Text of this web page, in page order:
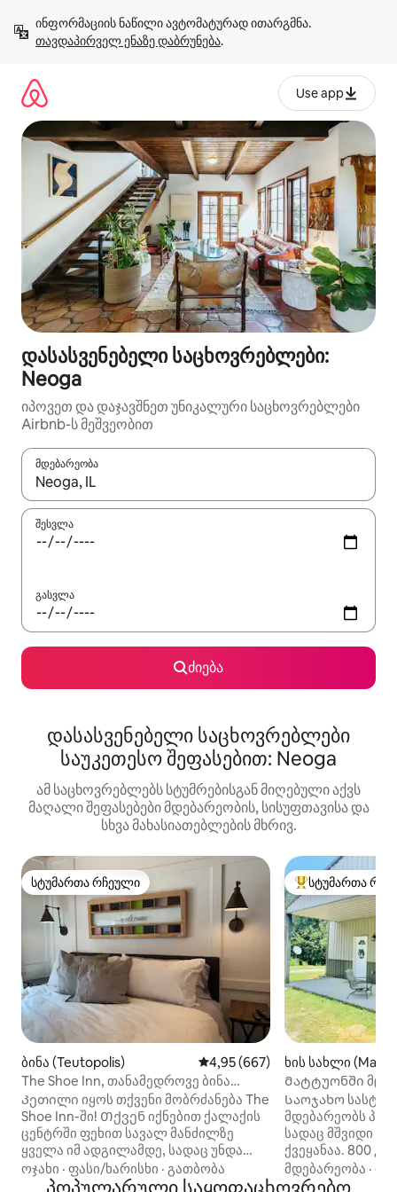
გადასვლა
თავდაპირველ ენაზე დაბრუნება.
Use app
დასასვენებელი საცხოვრებლები:
Neoga
იპოვეთ და დაჯავშნეთ უნიკალური საცხოვრებლები
Airbnb-ს მეშვეობით
მდებარეობა
როცა შედეგები ხელმისაწვდომი გახდება, ნავიგაციისთვის
შესვლა
გასვლა
ძიება
დასასვენებელი საცხოვრებლები
საუკეთესო შეფასებით: Neoga
ამ საცხოვრებლებს სტუმრებისგან მიღებული აქვს
მაღალი შეფასებები მდებარეობის, სისუფთავისა და
სხვა მახასიათებლების მხრივ.
სტუმართა რჩეული
სტუმართა რჩეული
ბინა (Teutopolis) საშუალო შეფასებაა 5‑დან
4,95 (667)
The Shoe Inn, თანამედროვე ბინა
ტეიტოპოლისის ცენტრში
Კეთილი იყოს თქვენი მობრძანება The
Shoe Inn-ში! Თქვენ იქნებით ქალაქის
ცენტრში ფეხით სავალ მანძილზე
ყველა იმ ადგილამდე, სადაც უნდა
იყოთ: საბანკეტო დარბაზები, ხუთი
ბარი, რესტორანი, ვესელის
ოჯახი · ფასი/ხარისხი · გათბობა
სტუმართა
სტუმართა
ხის სახლი
Მატტუონში
Საოჯახო
მდებარეობს
სადაც მშვიდი
ქვეყანაა. 800
საცხოვრებელი
ვერანდით, რომ
მდებარეობა ·